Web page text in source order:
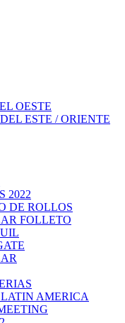
OESTE
ESTE / ORIENTE
2022
DE ROLLOS
FOLLETO
AMERICA